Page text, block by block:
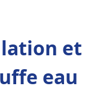
et
eau